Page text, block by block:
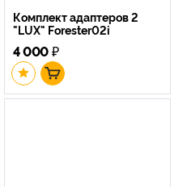
Комплект адаптеров 2
"LUX" Forester02i
4 000₽